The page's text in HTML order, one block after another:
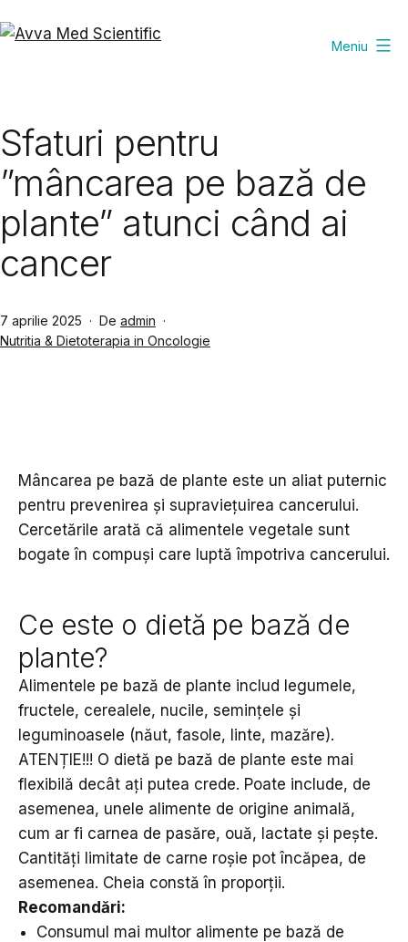
la
Meniu
Sfaturi pentru
”mâncarea pe bază de
plante” atunci când ai
cancer
Publicat
7 aprilie 2025 De admin
Din
Nutritia & Dietoterapia in Oncologie
Mâncarea pe bază de plante este un aliat puternic
pentru prevenirea și supraviețuirea cancerului.
Cercetările arată că alimentele vegetale sunt
bogate în compuși care luptă împotriva cancerului.
Ce este o dietă pe bază de
plante?
Alimentele pe bază de plante includ legumele,
fructele, cerealele, nucile, semințele și
leguminoasele (năut, fasole, linte, mazăre).
ATENȚIE!!! O dietă pe bază de plante este mai
flexibilă decât ați putea crede. Poate include, de
asemenea, unele alimente de origine animală,
cum ar fi carnea de pasăre, ouă, lactate și pește.
Cantități limitate de carne roșie pot încăpea, de
asemenea. Cheia constă în proporții.
Recomandări:
Consumul mai multor alimente pe bază de